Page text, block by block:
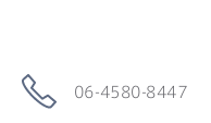
06-4580-8447